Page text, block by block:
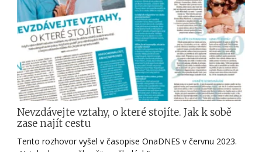
Nevzdávejte vztahy, o které stojíte. Jak k sobě
zase najít cestu
Tento rozhovor vyšel v časopise OnaDNES v červnu 2023.